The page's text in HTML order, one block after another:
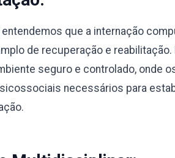
entendemos que a internação
de recuperação e reabilitação.
seguro e controlado, onde
necessários para